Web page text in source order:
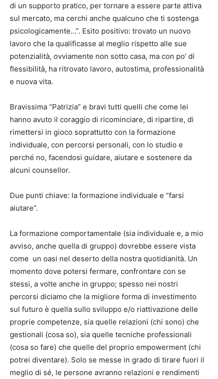
di un supporto pratico, per tornare a essere parte attiva
sul mercato, ma cerchi anche qualcuno che ti sostenga
psicologicamente…”. Esito positivo: trovato un nuovo
lavoro che la qualificasse al meglio rispetto alle sue
potenzialità, ovviamente non sotto casa, ma con po’ di
flessibilità, ha ritrovato lavoro, autostima, professionalità
e nuova vita.
Bravissima “Patrizia” e bravi tutti quelli che come lei
hanno avuto il coraggio di ricominciare, di ripartire, di
rimettersi in gioco soprattutto con la formazione
individuale, con percorsi personali, con lo studio e
perché no, facendosi guidare, aiutare e sostenere da
alcuni counsellor.
Due punti chiave: la formazione individuale e “farsi
aiutare”.
La formazione comportamentale (sia individuale e, a mio
avviso, anche quella di gruppo) dovrebbe essere vista
come un oasi nel deserto della nostra quotidianità. Un
momento dove potersi fermare, confrontare con se
stessi, a volte anche in gruppo; spesso nei nostri
percorsi diciamo che la migliore forma di investimento
sul futuro è quella sullo sviluppo e/o riattivazione delle
proprie competenze, sia quelle relazioni (chi sono) che
gestionali (cosa so), sia quelle tecniche professionali
(cosa so fare) che quelle del proprio empowerment (chi
potrei diventare). Solo se messe in grado di tirare fuori il
meglio di sé, le persone avranno relazioni e rendimenti